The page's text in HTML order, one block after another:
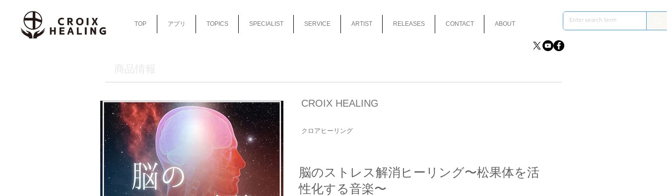
TOP アプリ TOPICS SPECIALIST SERVICE ARTIST RELEASES CONTACT ABOUT
​商品情報
CROIX HEALING
クロアヒーリング
脳のストレス解消ヒーリング〜松果体を活
性化する音楽〜